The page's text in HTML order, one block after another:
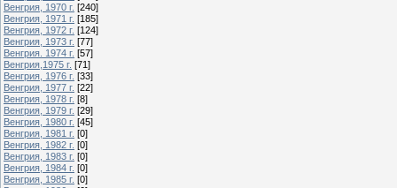
Венгрия, 1970 г. [240]
Венгрия, 1971 г. [185]
Венгрия, 1972 г. [124]
Венгрия, 1973 г. [77]
Венгрия. 1974 г. [57]
Венгрия,1975 г. [71]
Венгрия, 1976 г. [33]
Венгрия, 1977 г. [22]
Венгрия, 1978 г. [8]
Венгрия, 1979 г. [29]
Венгрия, 1980 г. [45]
Венгрия, 1981 г. [0]
Венгрия, 1982 г. [0]
Венгрия, 1983 г. [0]
Венгрия, 1984 г. [0]
Венгрия, 1985 г. [0]